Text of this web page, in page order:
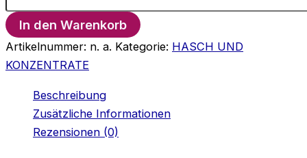
Menge
In den Warenkorb
Artikelnummer: n. a. Kategorie: HASCH UND
KONZENTRATE
Beschreibung
Zusätzliche Informationen
Rezensionen (0)